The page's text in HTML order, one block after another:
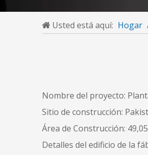
Usted está aquí: Hogar
Nombre del proyecto:
Sitio de construcción:
Área de Construcción:
Detalles del edificio de la